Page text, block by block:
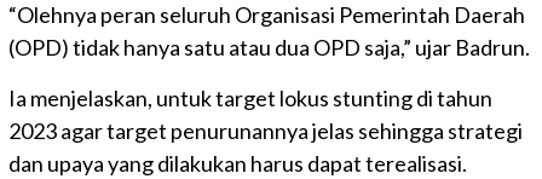
“Olehnya peran seluruh Organisasi Pemerintah Daerah
(OPD) tidak hanya satu atau dua OPD saja,” ujar Badrun.
Ia menjelaskan, untuk target lokus stunting di tahun
2023 agar target penurunannya jelas sehingga strategi
dan upaya yang dilakukan harus dapat terealisasi.